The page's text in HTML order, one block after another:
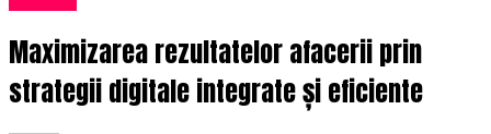
Maximizarea rezultatelor afacerii prin
strategii digitale integrate și eficiente